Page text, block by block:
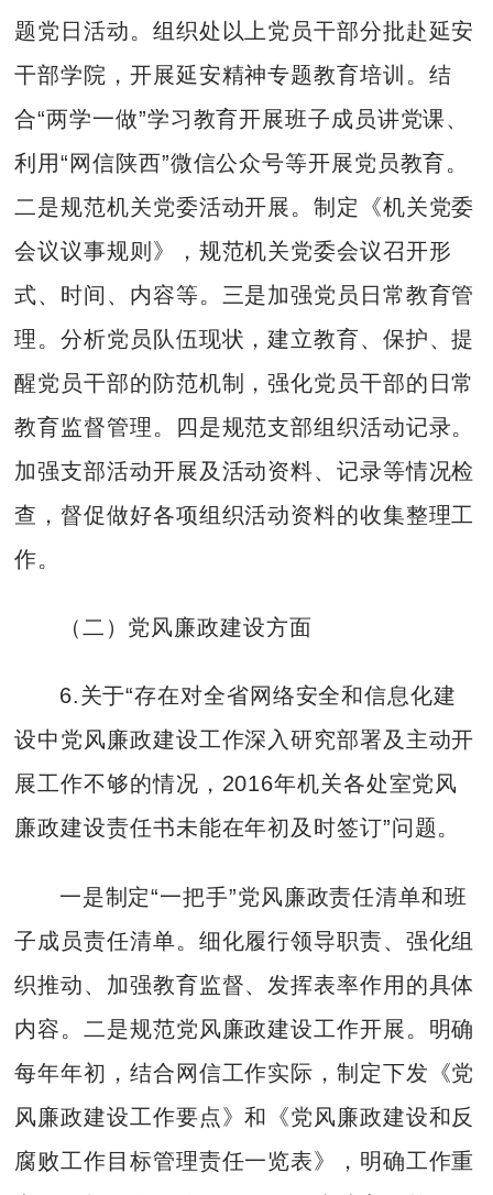
题党日活动。组织处以上党员干部分批赴延安
干部学院，开展延安精神专题教育培训。结
合“两学一做”学习教育开展班子成员讲党课、
利用“网信陕西”微信公众号等开展党员教育。
二是规范机关党委活动开展。制定《机关党委
会议议事规则》，规范机关党委会议召开形
式、时间、内容等。三是加强党员日常教育管
理。分析党员队伍现状，建立教育、保护、提
醒党员干部的防范机制，强化党员干部的日常
教育监督管理。四是规范支部组织活动记录。
加强支部活动开展及活动资料、记录等情况检
查，督促做好各项组织活动资料的收集整理工
作。
（二）党风廉政建设方面
6.关于“存在对全省网络安全和信息化建
设中党风廉政建设工作深入研究部署及主动开
展工作不够的情况，2016年机关各处室党风
廉政建设责任书未能在年初及时签订”问题。
一是制定“一把手”党风廉政责任清单和班
子成员责任清单。细化履行领导职责、强化组
织推动、加强教育监督、发挥表率作用的具体
内容。二是规范党风廉政建设工作开展。明确
每年年初，结合网信工作实际，制定下发《党
风廉政建设工作要点》和《党风廉政建设和反
腐败工作目标管理责任一览表》，明确工作重